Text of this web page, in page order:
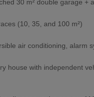
30 m² double garage +
(10, 35, and 100 m²)
air conditioning, alarm
house with independent